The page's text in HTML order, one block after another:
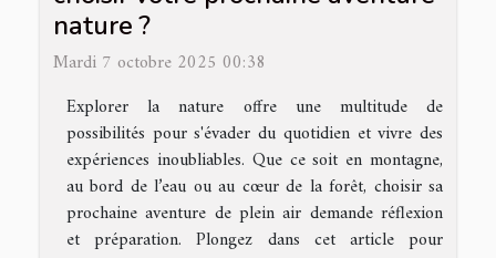
nature ?
Mardi 7 octobre 2025 00:38
Explorer la nature offre une multitude de
possibilités pour s'évader du quotidien et vivre des
expériences inoubliables. Que ce soit en montagne,
au bord de l’eau ou au cœur de la forêt, choisir sa
prochaine aventure de plein air demande réflexion
et préparation. Plongez dans cet article pour